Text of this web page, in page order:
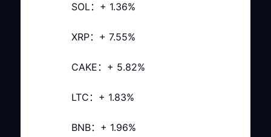
SOL：+ 1.36%
XRP：+ 7.55%
CAKE：+ 5.82%
LTC：+ 1.83%
BNB：+ 1.96%